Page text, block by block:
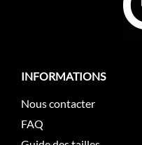
INFORMATIONS
Nous contacter
FAQ